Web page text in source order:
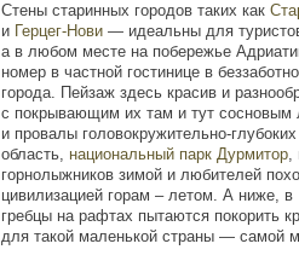
Стены старинных городов таких как
и Герцег-Нови — идеальны для
а в любом месте на побережье
номер в частной гостинице в
города. Пейзаж здесь красив и
с покрывающим их там и тут сосновым
и провалы головокружительно-
область, национальный парк Дурмитор,
горнолыжников зимой и любителей
цивилизацией горам – летом. А ниже, в
гребцы на рафтах пытаются покорить
для такой маленькой страны — самой